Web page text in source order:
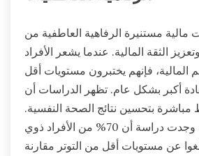
مالية مستنيرة الرفاهية العاطفية من
الثقة المالية. عندما يشعر الأفراد
المالية، فإنهم يختبرون مستويات أقل
أكبر بشكل عام. تظهر الدراسات أن
مباشرة بتحسين نتائج الصحة النفسية.
على سبيل المثال، وجدت دراسة أن 70% من الأفراد ذوي
عن مستويات أقل من التوتر مقارنة